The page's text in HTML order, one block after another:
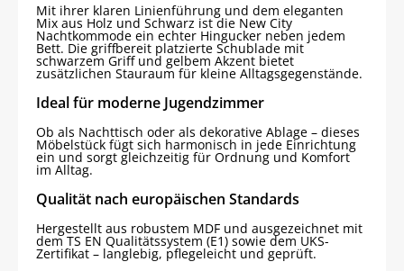
Mit ihrer klaren Linienführung und dem eleganten
Mix aus Holz und Schwarz ist die New City
Nachtkommode ein echter Hingucker neben jedem
Bett. Die griffbereit platzierte Schublade mit
schwarzem Griff und gelbem Akzent bietet
zusätzlichen Stauraum für kleine Alltagsgegenstände.
Ideal für moderne Jugendzimmer
Ob als Nachttisch oder als dekorative Ablage – dieses
Möbelstück fügt sich harmonisch in jede Einrichtung
ein und sorgt gleichzeitig für Ordnung und Komfort
im Alltag.
Qualität nach europäischen Standards
Hergestellt aus robustem MDF und ausgezeichnet mit
dem TS EN Qualitätssystem (E1) sowie dem UKS-
Zertifikat – langlebig, pflegeleicht und geprüft.